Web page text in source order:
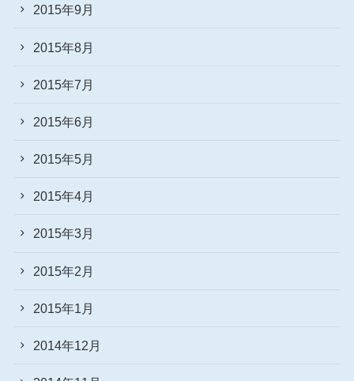
2015年9月
2015年8月
2015年7月
2015年6月
2015年5月
2015年4月
2015年3月
2015年2月
2015年1月
2014年12月